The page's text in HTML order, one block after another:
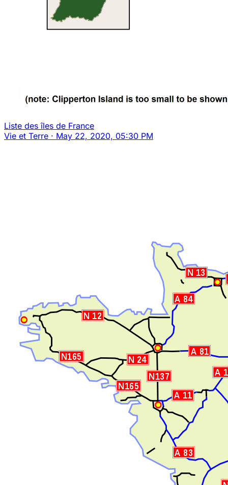
Liste des îles de France
Vie et Terre · May 22, 2020, 05:30 PM